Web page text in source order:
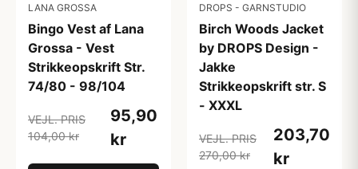
LANA GROSSA
Bingo Vest af Lana
Grossa - Vest
Strikkeopskrift Str.
74/80 - 98/104
VEJL. PRIS
104,00 kr
95,90
kr
DROPS - GARNSTUDIO
Birch Woods Jacket
by DROPS Design -
Jakke
Strikkeopskrift str. S
- XXXL
VEJL. PRIS
270,00 kr
203,70
kr